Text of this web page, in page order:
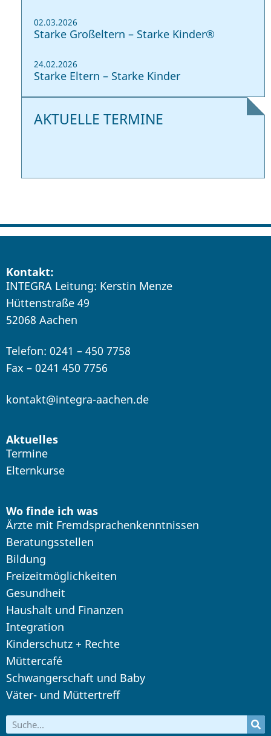
02.03.2026
Starke Großeltern – Starke Kinder®
24.02.2026
Starke Eltern – Starke Kinder
AKTUELLE TERMINE
Kontakt:
INTEGRA Leitung: Kerstin Menze
Hüttenstraße 49
52068 Aachen
Telefon: 0241 – 450 7758
Fax – 0241 450 7756
kontakt@integra-aachen.de
Aktuelles
Termine
Elternkurse
Wo finde ich was
Ärzte mit Fremdsprachenkenntnissen
Beratungsstellen
Bildung
Freizeitmöglichkeiten
Gesundheit
Haushalt und Finanzen
Integration
Kinderschutz + Rechte
Müttercafé
Schwangerschaft und Baby
Väter- und Müttertreff